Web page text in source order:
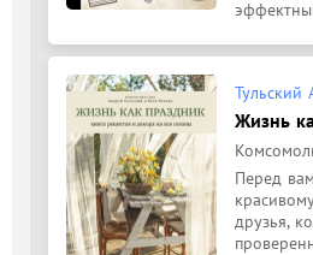
Тульский
Жизнь
Перед
друзья,